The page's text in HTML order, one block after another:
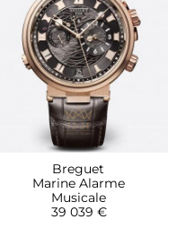
Breguet
Marine Alarme
Musicale
39 039 €